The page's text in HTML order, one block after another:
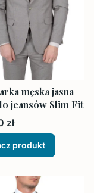
męska jasna
jeansów Slim Fit
zł
produkt